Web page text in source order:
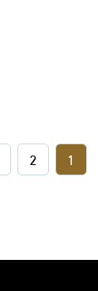
1
2